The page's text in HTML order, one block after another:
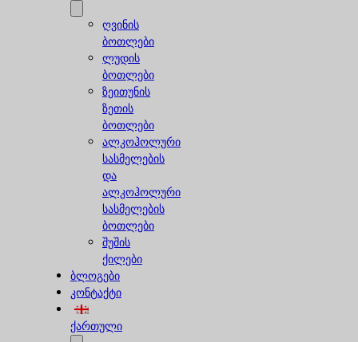
ღვინის
ბოთლები
ლუდის
ბოთლები
ზეითუნის
ზეთის
ბოთლები
ალკოჰოლური
სასმელების
და
ალკოჰოლური
სასმელების
ბოთლები
შუშის
ქილები
ბლოგები
კონტაქტი
ქართული